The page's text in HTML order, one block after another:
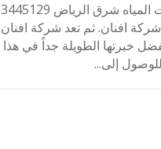
هى شركة افنان. ثم تعد
خبرتها الطويلة جداً في هذا
إلى...